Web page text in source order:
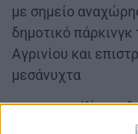
με σημείο
δημοτικό
Αγρινίου και
μεσάνυχτα
Κόστος